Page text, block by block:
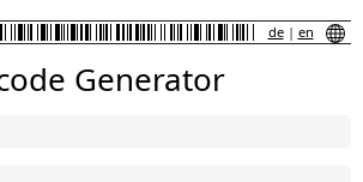
de| en
Generator